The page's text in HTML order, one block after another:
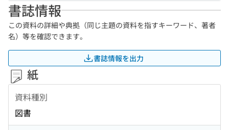
書誌情報
この資料の詳細や典拠（同じ主題の資料を指すキーワード、著者
名）等を確認できます。
書誌情報を出力
紙
資料種別
図書